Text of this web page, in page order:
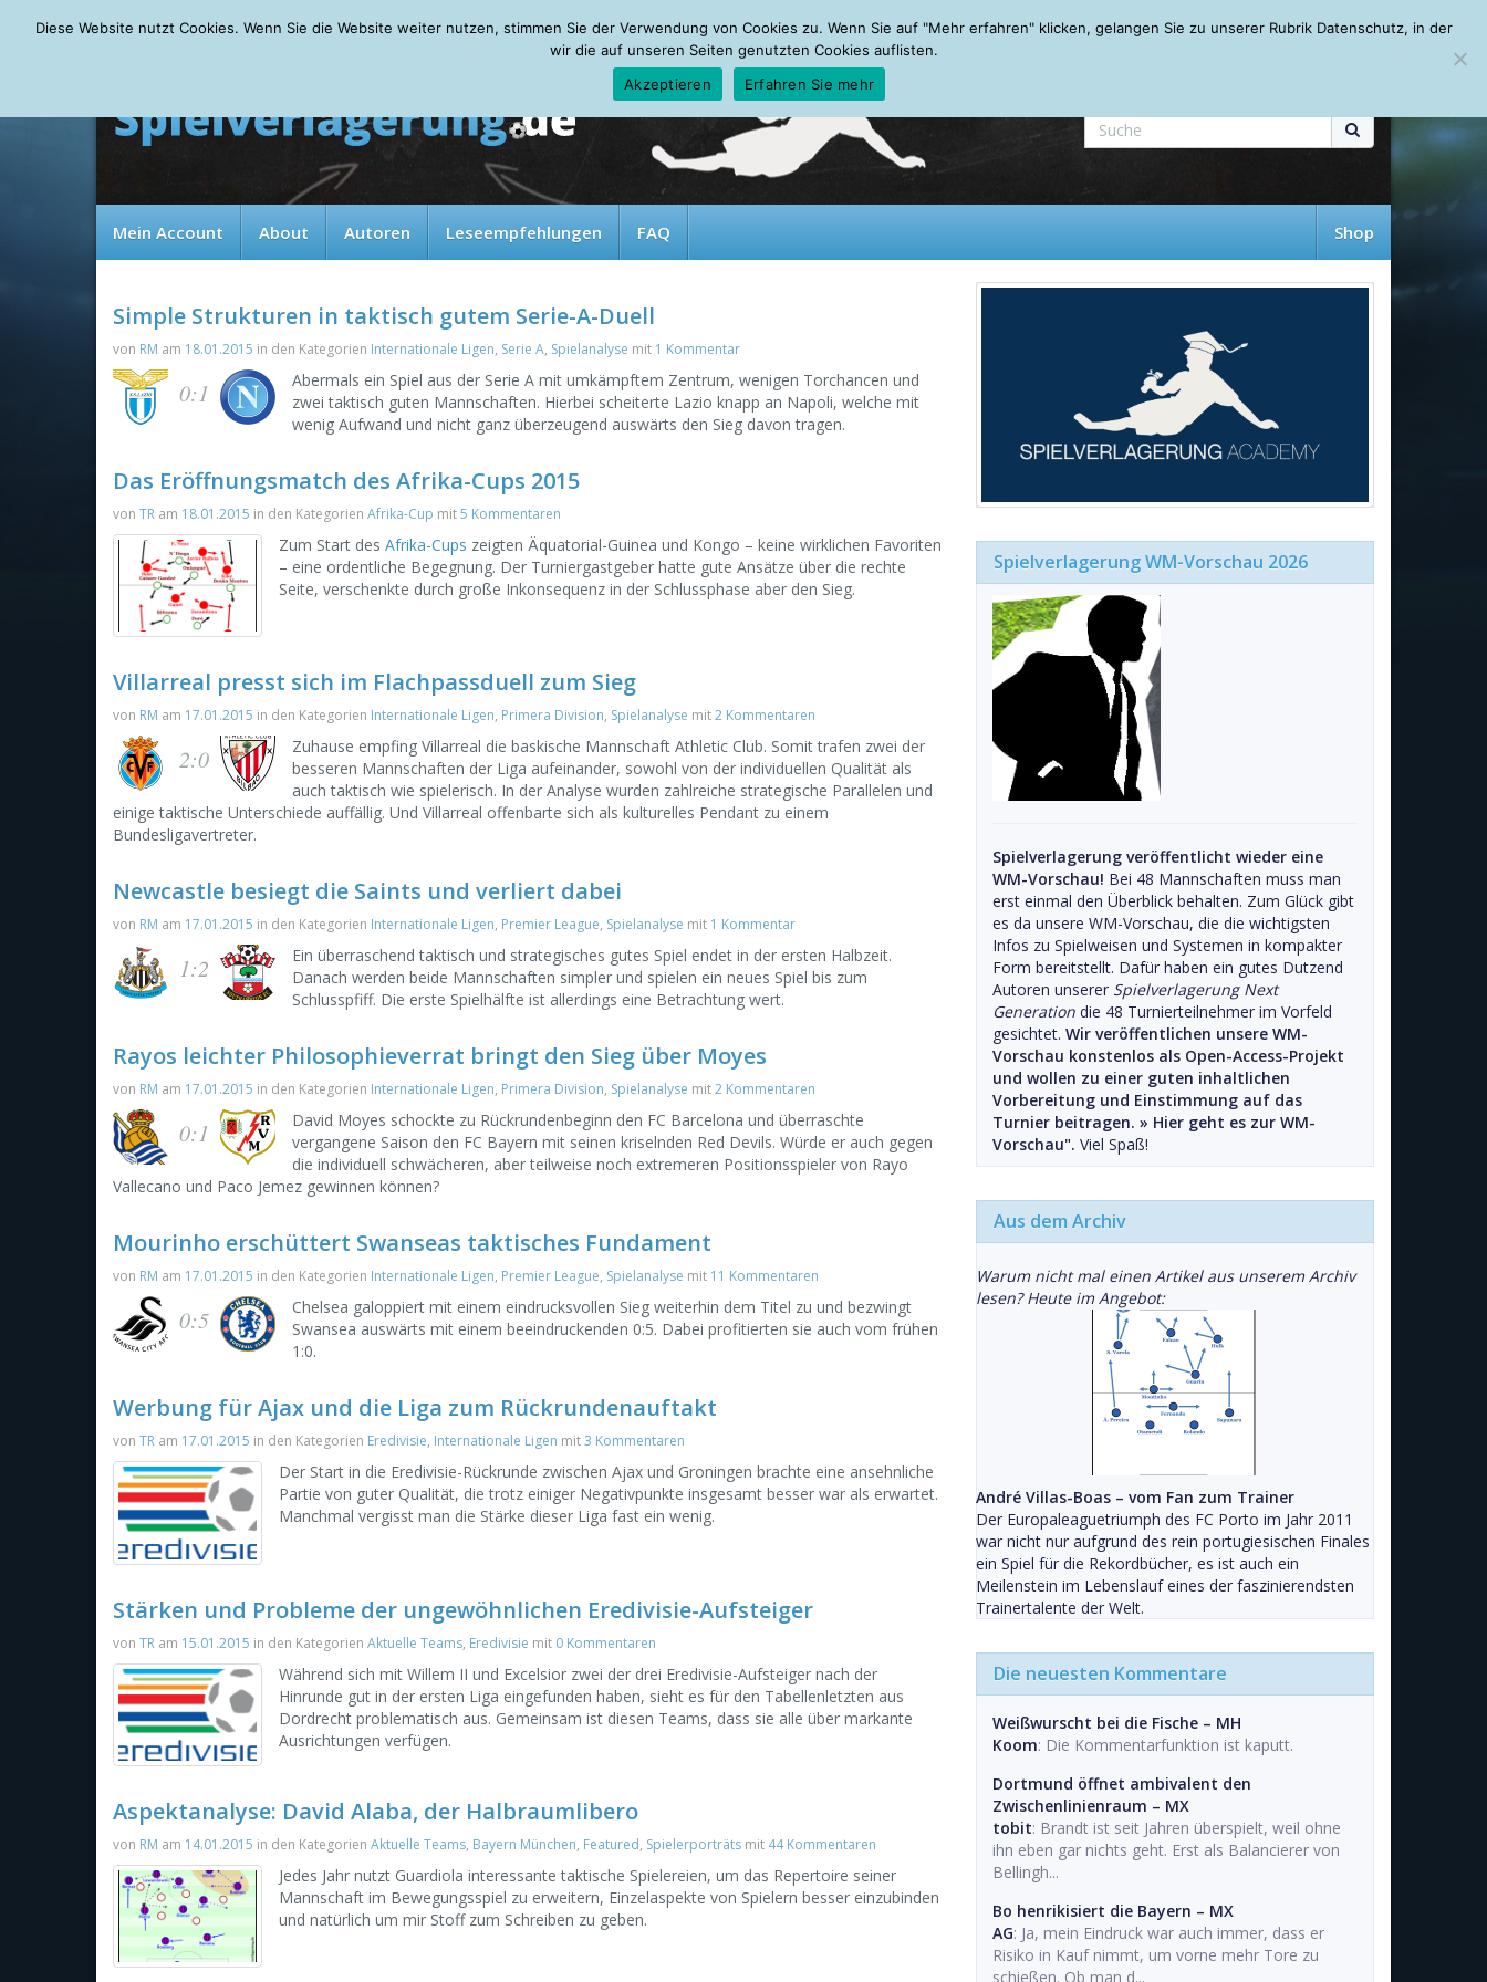
Saturday, 08.08.2026 Mein Account About Autoren Leseempfehlungen FAQ
Mein Account About Autoren Leseempfehlungen FAQ Shop
Simple Strukturen in taktisch gutem Serie-A-Duell
von RM am 18.01.2015 in den Kategorien Internationale Ligen, Serie A, Spielanalyse mit 1 Kommentar
0:1
Abermals ein Spiel aus der Serie A mit umkämpftem Zentrum, wenigen Torchancen und
zwei taktisch guten Mannschaften. Hierbei scheiterte Lazio knapp an Napoli, welche mit
wenig Aufwand und nicht ganz überzeugend auswärts den Sieg davon tragen.
Das Eröffnungsmatch des Afrika-Cups 2015
von TR am 18.01.2015 in den Kategorien Afrika-Cup mit5 Kommentaren
Zum Start des Afrika-Cups zeigten Äquatorial-Guinea und Kongo – keine wirklichen Favoriten
– eine ordentliche Begegnung. Der Turniergastgeber hatte gute Ansätze über die rechte
Seite, verschenkte durch große Inkonsequenz in der Schlussphase aber den Sieg.
Villarreal presst sich im Flachpassduell zum Sieg
von RM am 17.01.2015 in den Kategorien Internationale Ligen, Primera Division, Spielanalyse mit2 Kommentaren
2:0
Zuhause empfing Villarreal die baskische Mannschaft Athletic Club. Somit trafen zwei der
besseren Mannschaften der Liga aufeinander, sowohl von der individuellen Qualität als
auch taktisch wie spielerisch. In der Analyse wurden zahlreiche strategische Parallelen und
einige taktische Unterschiede auffällig. Und Villarreal offenbarte sich als kulturelles Pendant zu einem
Bundesligavertreter.
Newcastle besiegt die Saints und verliert dabei
von RM am 17.01.2015 in den Kategorien Internationale Ligen, Premier League, Spielanalyse mit 1 Kommentar
1:2
Ein überraschend taktisch und strategisches gutes Spiel endet in der ersten Halbzeit.
Danach werden beide Mannschaften simpler und spielen ein neues Spiel bis zum
Schlusspfiff. Die erste Spielhälfte ist allerdings eine Betrachtung wert.
Rayos leichter Philosophieverrat bringt den Sieg über Moyes
von RM am 17.01.2015 in den Kategorien Internationale Ligen, Primera Division, Spielanalyse mit2 Kommentaren
0:1
David Moyes schockte zu Rückrundenbeginn den FC Barcelona und überraschte
vergangene Saison den FC Bayern mit seinen kriselnden Red Devils. Würde er auch gegen
die individuell schwächeren, aber teilweise noch extremeren Positionsspieler von Rayo
Vallecano und Paco Jemez gewinnen können?
Mourinho erschüttert Swanseas taktisches Fundament
von RM am 17.01.2015 in den Kategorien Internationale Ligen, Premier League, Spielanalyse mit 11 Kommentaren
0:5
Chelsea galoppiert mit einem eindrucksvollen Sieg weiterhin dem Titel zu und bezwingt
Swansea auswärts mit einem beeindruckenden 0:5. Dabei profitierten sie auch vom frühen
1:0.
Werbung für Ajax und die Liga zum Rückrundenauftakt
von TR am 17.01.2015 in den Kategorien Eredivisie, Internationale Ligen mit3 Kommentaren
Der Start in die Eredivisie-Rückrunde zwischen Ajax und Groningen brachte eine ansehnliche
Partie von guter Qualität, die trotz einiger Negativpunkte insgesamt besser war als erwartet.
Manchmal vergisst man die Stärke dieser Liga fast ein wenig.
Stärken und Probleme der ungewöhnlichen Eredivisie-Aufsteiger
von TR am 15.01.2015 in den Kategorien Aktuelle Teams, Eredivisie mit 0 Kommentaren
Während sich mit Willem II und Excelsior zwei der drei Eredivisie-Aufsteiger nach der
Hinrunde gut in der ersten Liga eingefunden haben, sieht es für den Tabellenletzten aus
Dordrecht problematisch aus. Gemeinsam ist diesen Teams, dass sie alle über markante
Ausrichtungen verfügen.
Aspektanalyse: David Alaba, der Halbraumlibero
von RM am 14.01.2015 in den Kategorien Aktuelle Teams, Bayern München, Featured, Spielerporträts mit 44 Kommentaren
Jedes Jahr nutzt Guardiola interessante taktische Spielereien, um das Repertoire seiner
Mannschaft im Bewegungsspiel zu erweitern, Einzelaspekte von Spielern besser einzubinden
und natürlich um mir Stoff zum Schreiben zu geben.
Spielverlagerung WM-Vorschau 2026
Spielverlagerung veröffentlicht wieder eine
WM-Vorschau! Bei 48 Mannschaften muss man
erst einmal den Überblick behalten. Zum Glück gibt
es da unsere WM-Vorschau, die die wichtigsten
Infos zu Spielweisen und Systemen in kompakter
Form bereitstellt. Dafür haben ein gutes Dutzend
Autoren unserer Spielverlagerung Next
Generation die 48 Turnierteilnehmer im Vorfeld
gesichtet. Wir veröffentlichen unsere WM-
Vorschau konstenlos als Open-Access-Projekt
und wollen zu einer guten inhaltlichen
Vorbereitung und Einstimmung auf das
Turnier beitragen. » Hier geht es zur WM-
Vorschau". Viel Spaß!
Aus dem Archiv
Warum nicht mal einen Artikel aus unserem Archiv
lesen? Heute im Angebot:
André Villas-Boas – vom Fan zum Trainer
Der Europaleaguetriumph des FC Porto im Jahr 2011
war nicht nur aufgrund des rein portugiesischen Finales
ein Spiel für die Rekordbücher, es ist auch ein
Meilenstein im Lebenslauf eines der faszinierendsten
Trainertalente der Welt.
Die neuesten Kommentare
Weißwurscht bei die Fische – MH
Koom: Die Kommentarfunktion ist kaputt.
Dortmund öffnet ambivalent den
Zwischenlinienraum – MX
tobit: Brandt ist seit Jahren überspielt, weil ohne
ihn eben gar nichts geht. Erst als Balancierer von
Bellingh...
Bo henrikisiert die Bayern – MX
AG: Ja, mein Eindruck war auch immer, dass er
Risiko in Kauf nimmt, um vorne mehr Tore zu
schießen. Ob man d...
Diese Website nutzt Cookies. Wenn Sie die Website weiter nutzen, stimmen Sie der Verwendung von Cookies zu. Wenn Sie auf "Mehr erfahren" klicken, gelangen Sie zu unserer Rubrik Datenschutz, in der
wir die auf unseren Seiten genutzten Cookies auflisten.
Akzeptieren
Erfahren Sie mehr